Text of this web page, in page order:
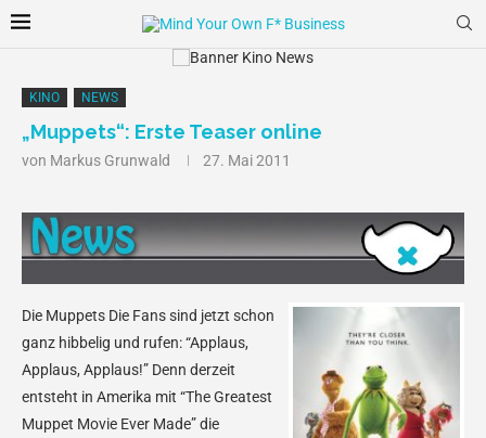
KINO NEWS
„Muppets“: Erste Teaser online
von Markus Grunwald 27. Mai 2011
Die Muppets Die Fans sind jetzt schon
ganz hibbelig und rufen: “Applaus,
Applaus, Applaus!” Denn derzeit
entsteht in Amerika mit “The Greatest
Muppet Movie Ever Made” die